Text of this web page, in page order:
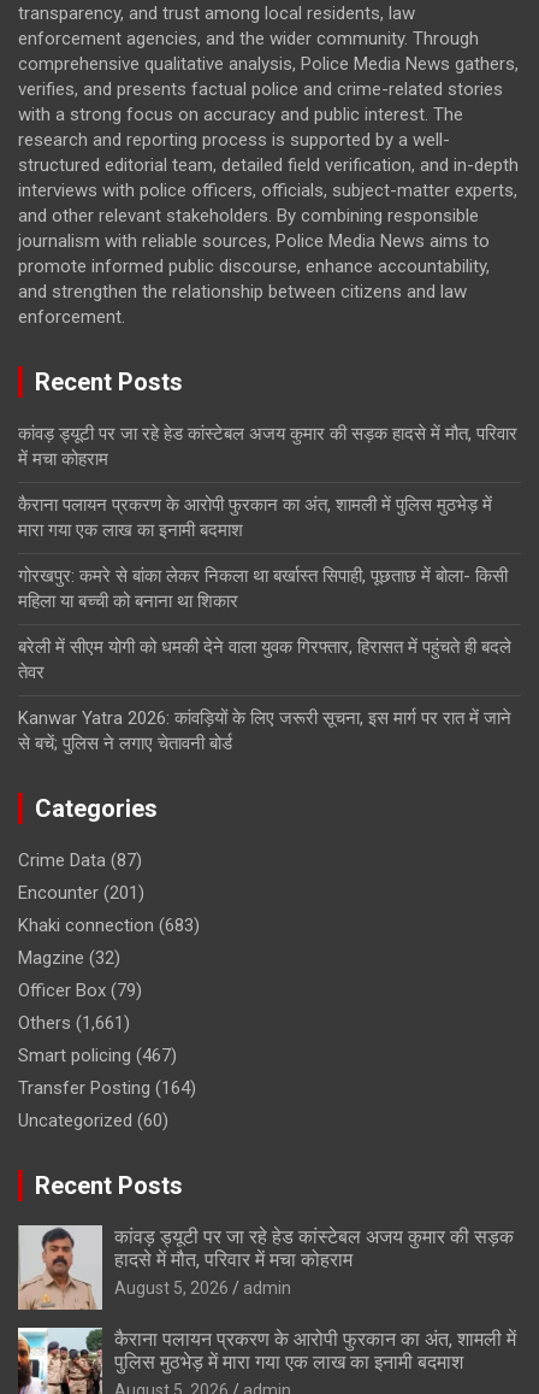
transparency, and trust among local residents, law
enforcement agencies, and the wider community. Through
comprehensive qualitative analysis, Police Media News gathers,
verifies, and presents factual police and crime-related stories
with a strong focus on accuracy and public interest. The
research and reporting process is supported by a well-
structured editorial team, detailed field verification, and in-depth
interviews with police officers, officials, subject-matter experts,
and other relevant stakeholders. By combining responsible
journalism with reliable sources, Police Media News aims to
promote informed public discourse, enhance accountability,
and strengthen the relationship between citizens and law
enforcement.
Recent Posts
कांवड़ ड्यूटी पर जा रहे हेड कांस्टेबल अजय कुमार की सड़क हादसे में मौत, परिवार
में मचा कोहराम
कैराना पलायन प्रकरण के आरोपी फुरकान का अंत, शामली में पुलिस मुठभेड़ में
मारा गया एक लाख का इनामी बदमाश
गोरखपुर: कमरे से बांका लेकर निकला था बर्खास्त सिपाही, पूछताछ में बोला- किसी
महिला या बच्ची को बनाना था शिकार
बरेली में सीएम योगी को धमकी देने वाला युवक गिरफ्तार, हिरासत में पहुंचते ही बदले
तेवर
Kanwar Yatra 2026: कांवड़ियों के लिए जरूरी सूचना, इस मार्ग पर रात में जाने
से बचें; पुलिस ने लगाए चेतावनी बोर्ड
Categories
Crime Data (87)
Encounter (201)
Khaki connection (683)
Magzine (32)
Officer Box (79)
Others (1,661)
Smart policing (467)
Transfer Posting (164)
Uncategorized (60)
Recent Posts
कांवड़ ड्यूटी पर जा रहे हेड कांस्टेबल अजय कुमार की सड़क
हादसे में मौत, परिवार में मचा कोहराम
August 5, 2026 admin
कैराना पलायन प्रकरण के आरोपी फुरकान का अंत, शामली में
पुलिस मुठभेड़ में मारा गया एक लाख का इनामी बदमाश